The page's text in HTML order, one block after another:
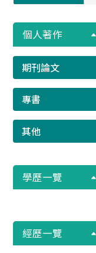
個人著作
期刊論文
專書
其他
學歷一覽
經歷一覽